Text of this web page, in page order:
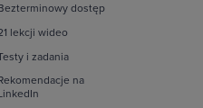
dostęp
lekcji wideo
i zadania
na